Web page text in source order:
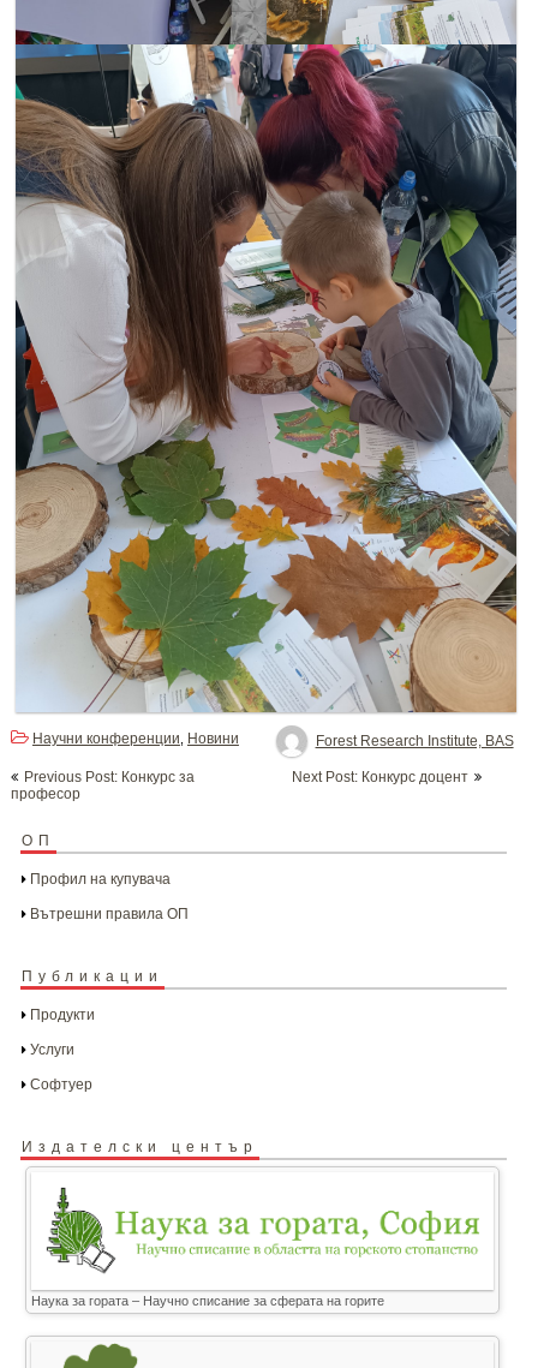
Forest Research Institute, BAS
Научни конференции
Новини
navigation
Previous Post: Конкурс за
професор
Next Post: Конкурс доцент
ОП
Профил на купувача
Вътрешни правила ОП
Публикации
Продукти
Услуги
Софтуер
Издателски център
Наука за гората – Научно списание за сферата на горите